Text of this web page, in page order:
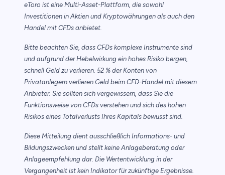
eToro ist eine Multi-Asset-Plattform, die sowohl
Investitionen in Aktien und Kryptowährungen als auch den
Handel mit CFDs anbietet.
Bitte beachten Sie, dass CFDs komplexe Instrumente sind
und aufgrund der Hebelwirkung ein hohes Risiko bergen,
schnell Geld zu verlieren. 52 % der Konten von
Privatanlegern verlieren Geld beim CFD-Handel mit diesem
Anbieter. Sie sollten sich vergewissern, dass Sie die
Funktionsweise von CFDs verstehen und sich des hohen
Risikos eines Totalverlusts Ihres Kapitals bewusst sind.
Diese Mitteilung dient ausschließlich Informations- und
Bildungszwecken und stellt keine Anlageberatung oder
Anlageempfehlung dar. Die Wertentwicklung in der
Vergangenheit ist kein Indikator für zukünftige Ergebnisse.